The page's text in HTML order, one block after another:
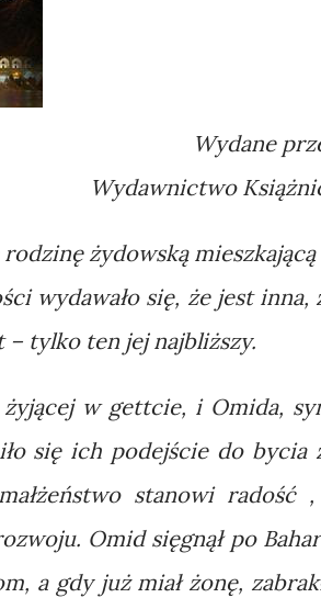
Wydane
Wydawnictwo
żydowską mieszkającą
wydawało się, że jest inna,
– tylko ten jej najbliższy.
w gettcie, i Omida,
się ich podejście do bycia
stanowi radość
Omid sięgnął po
a gdy już miał żonę,